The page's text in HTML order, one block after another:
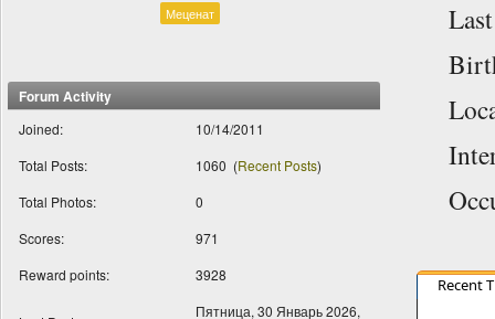
Меценат
Forum Activity
Joined:
10/14/2011
Total Posts:
1060 (Recent Posts)
Total Photos:
0
Scores:
971
Reward points:
3928
Пятница, 30 Январь 2026,
Recent